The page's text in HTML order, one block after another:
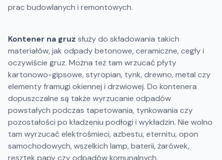
prac budowlanych i remontowych.
Kontener na gruz służy do składowania takich
materiałów, jak odpady betonowe, ceramiczne, cegły i
oczywiście gruz. Można też tam wrzucać płyty
kartonowo-gipsowe, styropian, tynk, drewno, metal czy
elementy framugi okiennej i drzwiowej. Do kontenera
dopuszczalne są także wyrzucanie odpadów
powstałych podczas tapetowania, tynkowania czy
pozostałości po kładzeniu podłogi i wykładzin. Nie wolno
tam wyrzucać elektrośmieci, azbestu, eternitu, opon
samochodowych, wszelkich lamp, baterii, żarówek,
resztek papy czy odpadów komunalnych.